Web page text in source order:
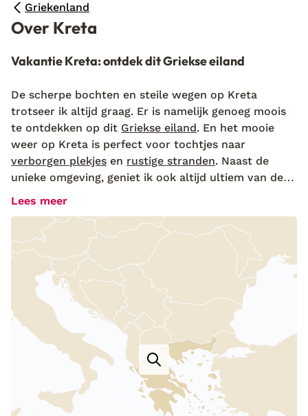
Griekenland
Over Kreta
Vakantie Kreta: ontdek dit Griekse eiland
De scherpe bochten en steile wegen op Kreta
trotseer ik altijd graag. Er is namelijk genoeg moois
te ontdekken op dit Griekse eiland. En het mooie
weer op Kreta is perfect voor tochtjes naar
verborgen plekjes en rustige stranden. Naast de
unieke omgeving, geniet ik ook altijd ultiem van de
gastvrijheid van het eiland. Of je nu wilt
op Kreta kun je alles ontdekken. En dat onder het
genot van heerlijk eten, want alle gerechten worden
van pure, verse ingrediënten gemaakt.
Unieke vakantieadresjes op Kreta
Wil je op vakantie naar Kreta, dan is er genoeg keuze
in onvergetelijke adresjes. Zoek je graag de Griekse
gezelligheid op met de hele familie? Ga dan voor een
mooie villa, met veel privacy en weg van de drukte.
Of geniet met z’n tweetjes van een rustig en
romantisch verblijf in eenadults only hotel.
voor een vakantiehuis of
appartement
vlakbij het
Lees meer